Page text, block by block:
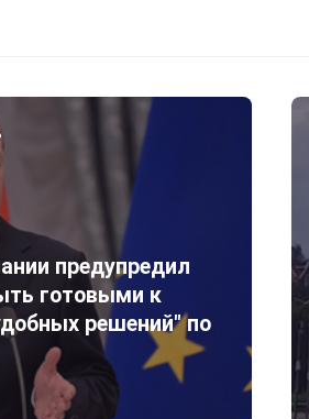
предупредил
готовыми к
решений" по